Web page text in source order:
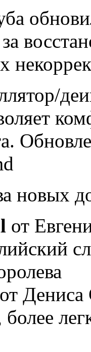
новых
от
от Дениса
более